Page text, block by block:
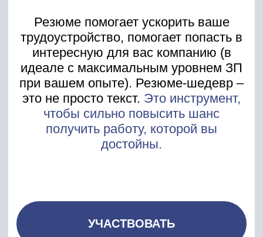
Поймете, как
резюме так, чтобы
получать большой
поток приглашений на
собеседования
ИДУ НА ТРЕНИНГ
ВЕДУЩИЙ
ТРЕНИНГА –
ТАТЬЯНА МИНАЕВА